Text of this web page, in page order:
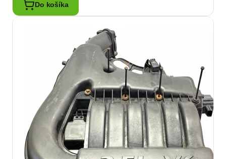
Do košíka